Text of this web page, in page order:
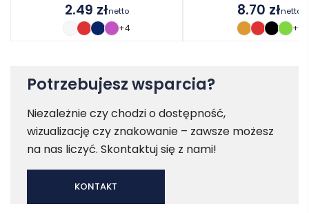
2.49 złnetto
+4
8.70 złnetto
+1
Potrzebujesz wsparcia?
Niezależnie czy chodzi o dostępność,
wizualizację czy znakowanie – zawsze możesz
na nas liczyć. Skontaktuj się z nami!
KONTAKT